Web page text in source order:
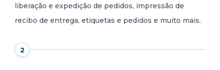
liberação e expedição de pedidos, impressão de
recibo de entrega, etiquetas e pedidos e muito mais.
2